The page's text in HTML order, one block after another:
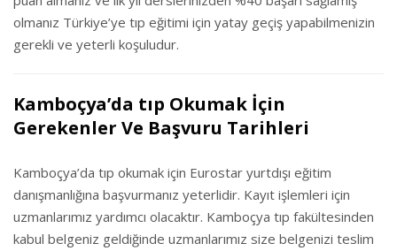
olmanız Türkiye’ye tıp eğitimi için yatay geçiş yapabilmenizin
gerekli ve yeterli koşuludur.
Kamboçya’da tıp Okumak İçin
Gerekenler Ve Başvuru Tarihleri
Kamboçya’da tıp okumak için Eurostar yurtdışı eğitim
danışmanlığına başvurmanız yeterlidir. Kayıt işlemleri için
uzmanlarımız yardımcı olacaktır. Kamboçya tıp fakültesinden
kabul belgeniz geldiğinde uzmanlarımız size belgenizi teslim